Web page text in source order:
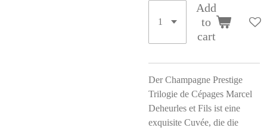
Add
to
cart
Der Champagne Prestige
Trilogie de Cépages Marcel
Deheurles et Fils ist eine
exquisite Cuvée, die die